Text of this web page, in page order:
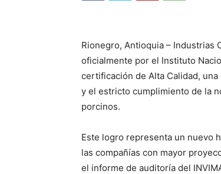
Rionegro, Antioquia – Industrias
oficialmente por el Instituto
certificación de Alta Calidad,
y el estricto cumplimiento de la
porcinos.
Este logro representa un nuevo
las compañías con mayor
el informe de auditoría del